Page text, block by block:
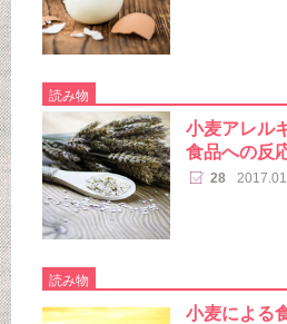
読み物
小麦アレル
食品への反
28
読み物
小麦による